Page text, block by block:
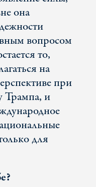
она
вопросом
то,
на
при
Трампа, и
для